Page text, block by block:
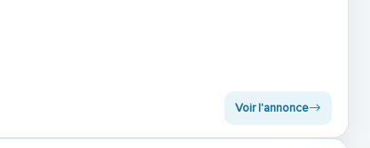
Voir l'annonce